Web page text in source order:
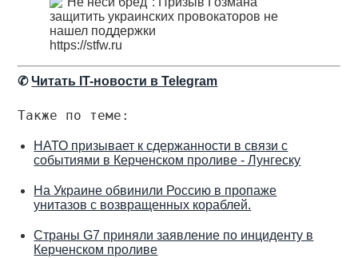
https://stfw.ru
✆Читать IT-новости в Telegram
Также по теме:
НАТО призывает к сдержанности в связи с
событиями в Керченском проливе - Лунгеску
На Украине обвинили Россию в пропаже
унитазов с возвращенных кораблей.
Страны G7 приняли заявление по инциденту в
Керченском проливе